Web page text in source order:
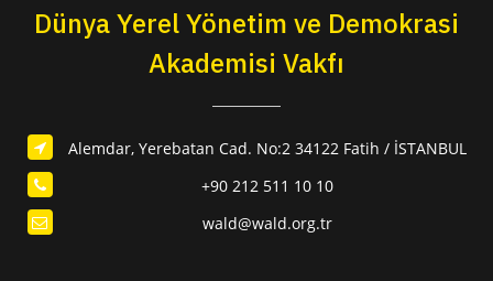
Dünya Yerel Yönetim ve Demokrasi
Akademisi Vakfı
Alemdar, Yerebatan Cad. No:2 34122 Fatih / İSTANBUL
+90 212 511 10 10
wald@wald.org.tr